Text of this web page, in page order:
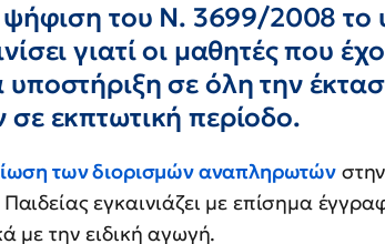
ψήφιση του Ν. 3699/2008 το
γιατί οι μαθητές που
σε όλη την
εκπτωτική περίοδο.
των διορισμών αναπληρωτών
εγκαινιάζει με επίσημα
με την ειδική αγωγή.